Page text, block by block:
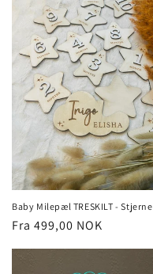
Baby Milepæl TRESKILT - Stjerne
Vanlig
Fra 499,00 NOK